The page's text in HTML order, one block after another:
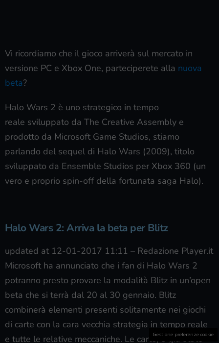
Vi ricordiamo che il gioco arriverà sul mercato in
versione PC e Xbox One, parteciperete alla nuova
beta?
Halo Wars 2 è uno strategico in tempo
reale sviluppato da The Creative Assembly e
prodotto da Microsoft Game Studios, stiamo
parlando del sequel di Halo Wars (2009), titolo
sviluppato da Ensemble Studios per Xbox 360 (un
vero e proprio spin-off della fortunata saga Halo).
Halo Wars 2: Arriva la beta per Blitz
updated at 12-01-2017 11:11 – Redazione Player.it
Microsoft ha annunciato che i fan di Halo Wars 2
potranno presto provare la modalità Blitz in un’open
beta che si terrà dal 20 al 30 gennaio. Blitz
combinerà elementi presenti solitamente nei giochi
di carte con la cara vecchia strategia in tempo reale
e tutte le relative meccaniche. Le carte, è già stato
Gestione preferenze cookie